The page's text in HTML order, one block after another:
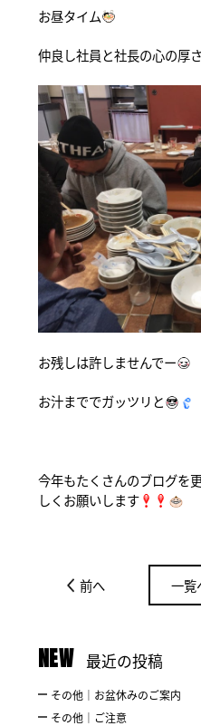
お昼タイム
仲良し社員と社長の心の厚さ
お残しは許しませんでー
お汁まででガッツリと
今年もたくさんのブログを
しくお願いします
前へ 一覧
NEW 最近の投稿
その他｜お盆休みのご案内
その他｜ご注意